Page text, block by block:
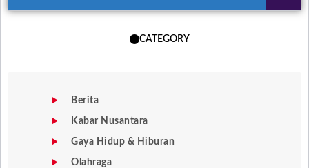
CATEGORY
Berita
Kabar Nusantara
Gaya Hidup & Hiburan
Olahraga